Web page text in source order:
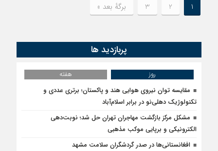
1
2
3 برگهٔ بعد »
پربازدید ها
روز
هفته
مقایسه توان نیروی هوایی هند و پاکستان؛ برتری عددی و
تکنولوژیک دهلی‌نو در برابر اسلام‌آباد
مشکل مرکز بازگشت مهاجران تهران حل شد؛ نوبت‌دهی
الکترونیکی و برپایی موکب مذهبی
افغانستانی‌ها در صدر گردشگران سلامت مشهد